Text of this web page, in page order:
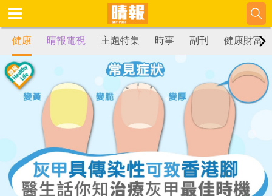
健康 晴報電視 主題特集 時事 副刊 健康財富